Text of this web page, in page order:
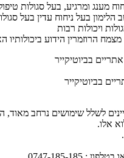
מענג ומרגיע, בעל סגולות
בעל ניחוח עדין בעל
ויכולות רבות
הרוזמרין הידוע ביכולותיו
בביוטיקייר
לשלל שימושים נרחב
אלו.